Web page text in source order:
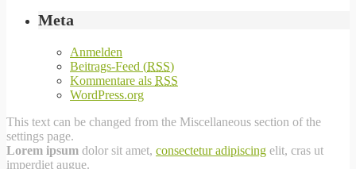
Meta
Anmelden
Beitrags-Feed (RSS)
Kommentare als RSS
WordPress.org
This text can be changed from the Miscellaneous section of the
settings page.
Lorem ipsum dolor sit amet, consectetur adipiscing elit, cras ut
imperdiet augue.